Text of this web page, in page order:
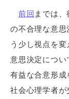
前回 までは
の不合理な意思
う少し視点を
意思決定につい
有益な合意形
社会心理学者